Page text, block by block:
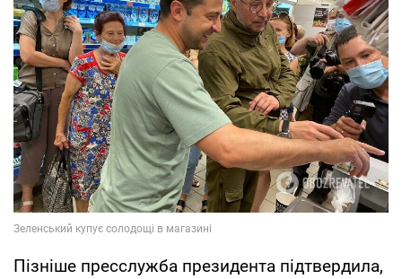
Пізніше пресслужба президента підтвердила,